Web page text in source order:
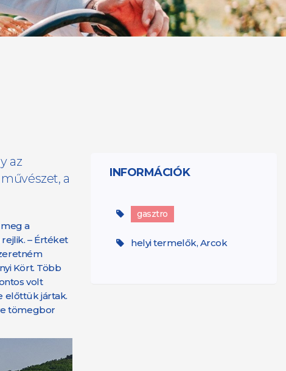
az
a
a
– Értéket
Kört. Több
volt
előttük jártak.
tömegbor
INFORMÁCIÓK
gasztro
helyi termelők, Arcok